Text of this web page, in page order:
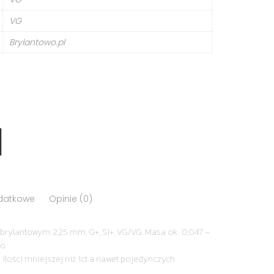
VG
Brylantowo.pl
Opinie (0)
2,25 mm, G+, SI+, VG/VG. Masa ok.: 0,047 –
mniejszej niż 1ct a nawet pojedynczych